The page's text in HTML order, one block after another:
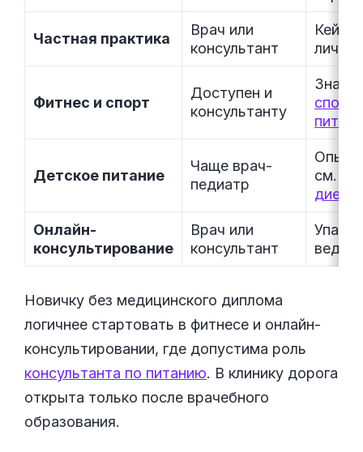
Частная практика
Врач или
консультант
Фитнес и спорт
Доступен и
консультанту
Детское питание
Чаще врач-
педиатр
Опыт
см.
Онлайн-
консультирование
Врач или
консультант
Новичку без медицинского диплома
логичнее стартовать в фитнесе и онлайн-
консультировании, где допустима роль
консультанта по питанию. В клинику дорога
открыта только после врачебного
образования.